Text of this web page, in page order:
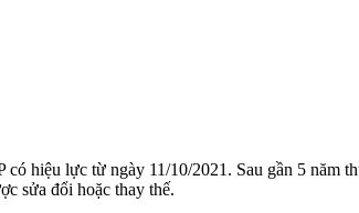
hiệu lực từ ngày 11/10/2021. Sau gần 5 năm
sửa đổi hoặc thay thế.